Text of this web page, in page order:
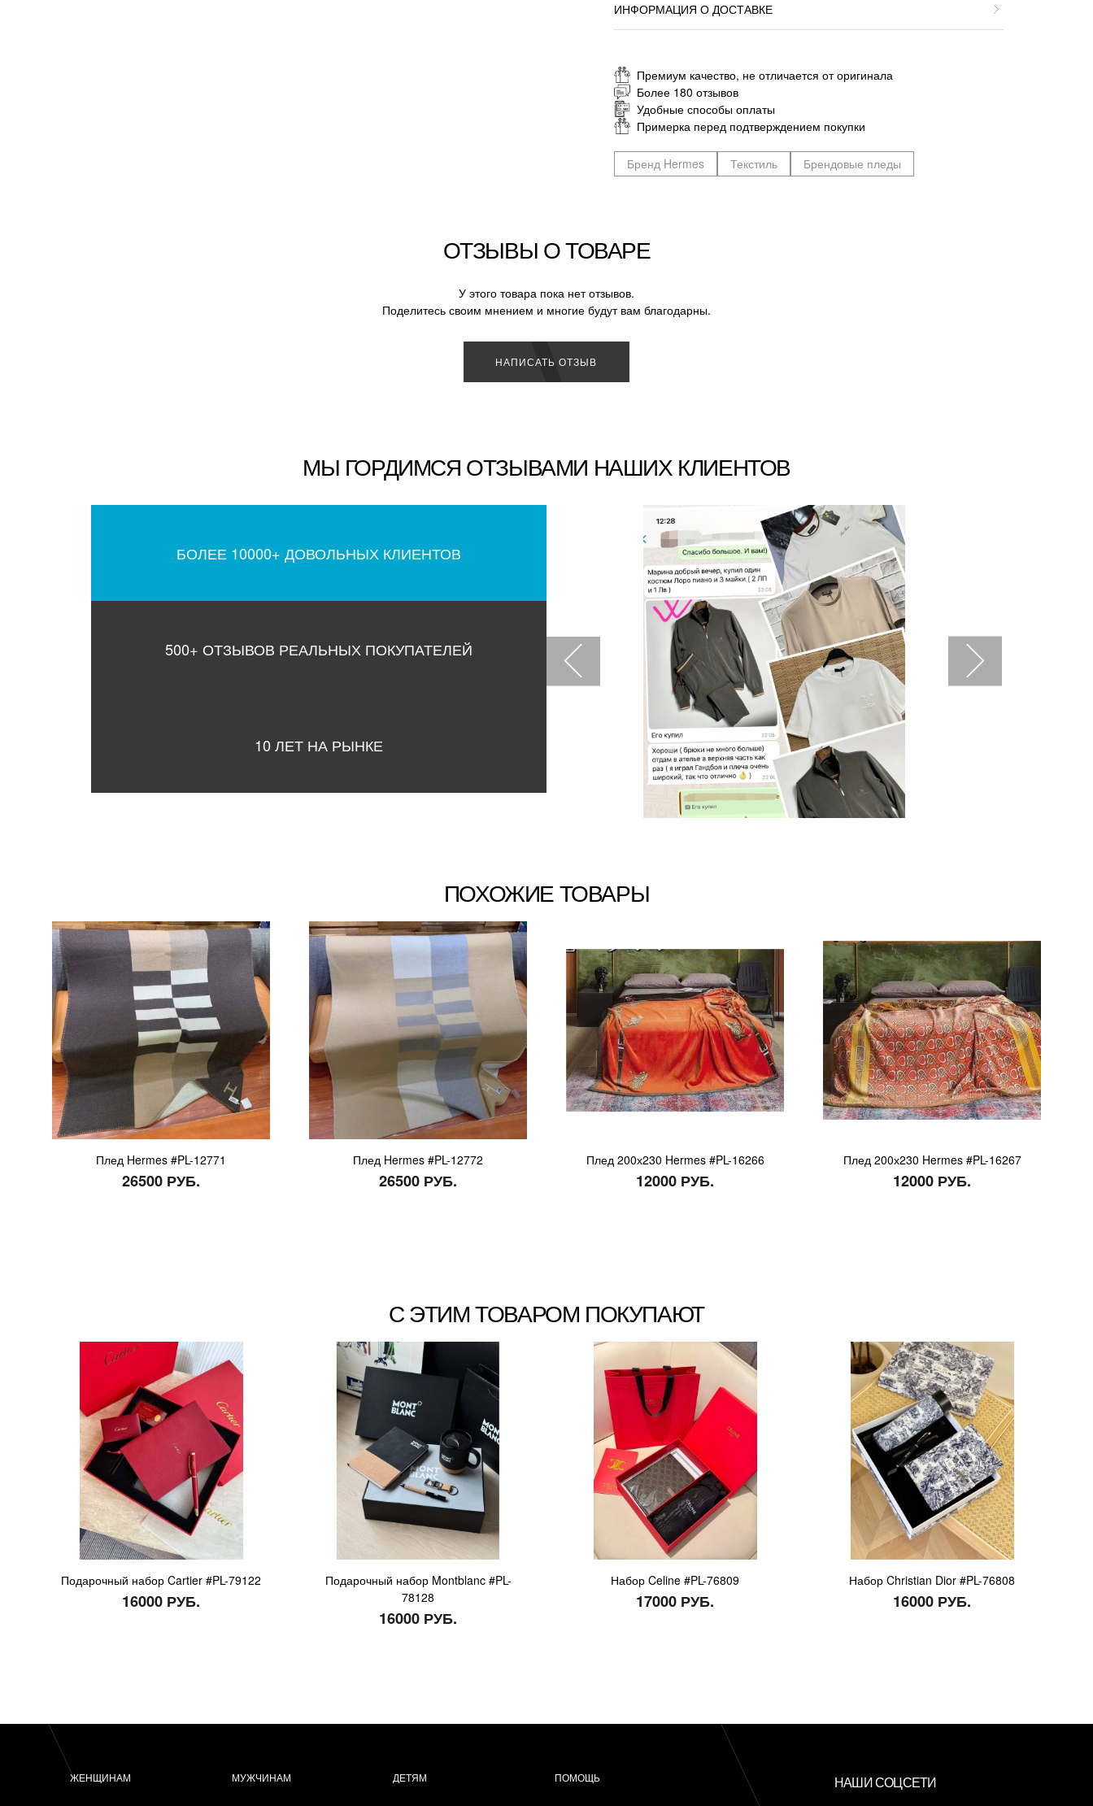
ИНФОРМАЦИЯ О ДОСТАВКЕ
Премиум качество, не отличается от оригинала
Более 180 отзывов
Удобные способы оплаты
Примерка перед подтверждением покупки
Бренд Hermes Текстиль Брендовые пледы
ОТЗЫВЫ О ТОВАРЕ
У этого товара пока нет отзывов.
Поделитесь своим мнением и многие будут вам благодарны.
НАПИСАТЬ ОТЗЫВ
МЫ ГОРДИМСЯ ОТЗЫВАМИ НАШИХ КЛИЕНТОВ
БОЛЕЕ 10000+ ДОВОЛЬНЫХ КЛИЕНТОВ
500+ ОТЗЫВОВ РЕАЛЬНЫХ ПОКУПАТЕЛЕЙ
10 ЛЕТ НА РЫНКЕ
ПОХОЖИЕ ТОВАРЫ
Плед Hermes #PL-12771
26500 РУБ.
Плед Hermes #PL-12772
26500 РУБ.
Плед 200х230 Hermes #PL-16266
12000 РУБ.
Плед 200х230 Hermes #PL-16267
12000 РУБ.
С ЭТИМ ТОВАРОМ ПОКУПАЮТ
Подарочный набор Cartier #PL-79122
16000 РУБ.
Подарочный набор Montblanc #PL-
78128
16000 РУБ.
Набор Celine #PL-76809
17000 РУБ.
Набор Christian Dior #PL-76808
16000 РУБ.
ЖЕНЩИНАМ МУЖЧИНАМ ДЕТЯМ ПОМОЩЬ НАШИ СОЦСЕТИ